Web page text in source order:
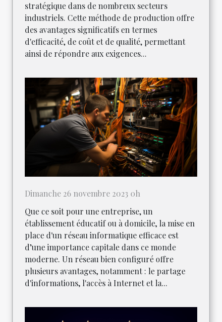
stratégique dans de nombreux secteurs
industriels. Cette méthode de production offre
des avantages significatifs en termes
d'efficacité, de coût et de qualité, permettant
ainsi de répondre aux exigences...
Dimanche 26 novembre 2023 0h
Que ce soit pour une entreprise, un
établissement éducatif ou à domicile, la mise en
place d'un réseau informatique efficace est
d’une importance capitale dans ce monde
moderne. Un réseau bien configuré offre
plusieurs avantages, notamment : le partage
d'informations, l'accès à Internet et la...